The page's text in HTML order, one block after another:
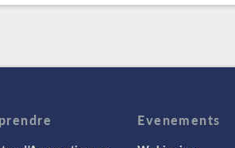
Evenements